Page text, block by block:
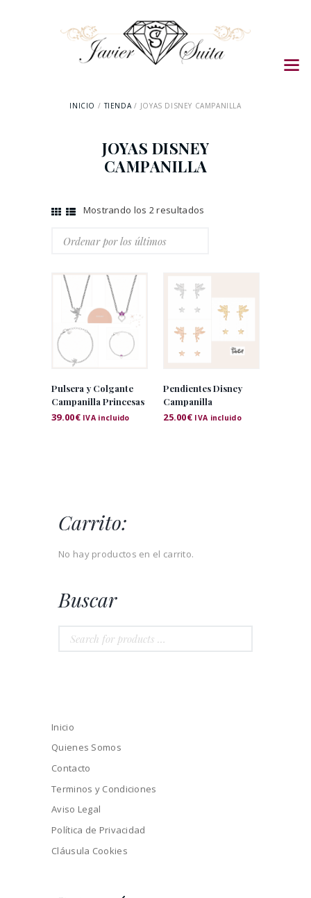
INICIO TIENDA JOYAS DISNEY CAMPANILLA
JOYAS DISNEY
CAMPANILLA
Mostrando los 2 resultados
Pulsera y Colgante
Campanilla Princesas
39.00€ IVA incluido
Pendientes Disney
Campanilla
25.00€ IVA incluido
Carrito:
No hay productos en el carrito.
Buscar
Inicio
Quienes Somos
Contacto
Terminos y Condiciones
Aviso Legal
Política de Privacidad
Cláusula Cookies